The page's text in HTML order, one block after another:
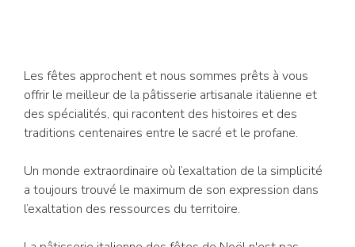
Les fêtes approchent et nous sommes prêts à vous
offrir le meilleur de la pâtisserie artisanale italienne et
des spécialités, qui racontent des histoires et des
traditions centenaires entre le sacré et le profane.
Un monde extraordinaire où l’exaltation de la simplicité
a toujours trouvé le maximum de son expression dans
l’exaltation des ressources du territoire.